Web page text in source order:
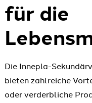
für die
Die Innepla-
bieten zahlreiche
oder verderbliche